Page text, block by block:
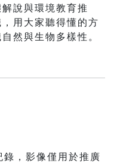
說與環境教育推
用大家聽得懂的方
然與生物多樣性。
，影像僅用於推廣